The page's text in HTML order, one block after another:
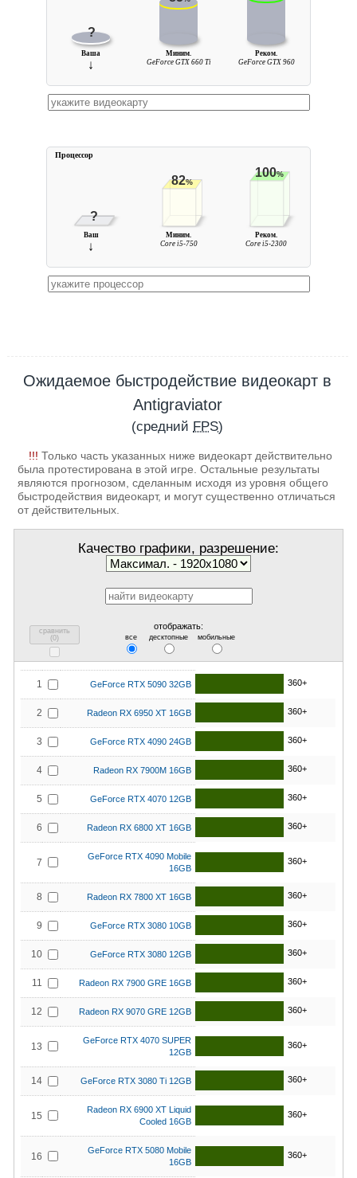
?
Ваша
↓
Миним.
GeForce GTX 660 Ti
Реком.
GeForce GTX 960
?
82%
100%
Ваш
↓
Миним.
Core i5-750
Реком.
Core i5-2300
Процессор
Ожидаемое быстродействие видеокарт в
Antigraviator
(средний FPS)
!!! Только часть указанных ниже видеокарт действительно
была протестирована в этой игре. Остальные результаты
являются прогнозом, сделанным исходя из уровня общего
быстродействия видеокарт, и могут существенно отличаться
от действительных.
Качество графики, разрешение:
сравнить
(0)
отображать:
все десктопные мобильные
1 GeForce RTX 5090 32GB 360+
2 Radeon RX 6950 XT 16GB 360+
3 GeForce RTX 4090 24GB 360+
4 Radeon RX 7900M 16GB 360+
5 GeForce RTX 4070 12GB 360+
6 Radeon RX 6800 XT 16GB 360+
7
GeForce RTX 4090 Mobile
16GB
360+
8 Radeon RX 7800 XT 16GB 360+
9 GeForce RTX 3080 10GB 360+
10 GeForce RTX 3080 12GB 360+
11 Radeon RX 7900 GRE 16GB 360+
12 Radeon RX 9070 GRE 12GB 360+
13
GeForce RTX 4070 SUPER
12GB
360+
14 GeForce RTX 3080 Ti 12GB 360+
15
Radeon RX 6900 XT Liquid
Cooled 16GB
360+
16
GeForce RTX 5080 Mobile
16GB
360+